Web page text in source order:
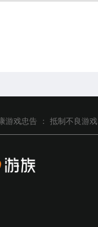
游戏忠告 ： 抵制不良游戏